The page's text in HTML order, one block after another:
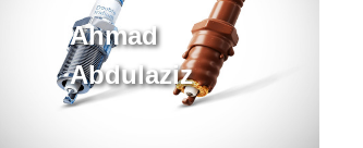
Ahmad
Abdulaziz